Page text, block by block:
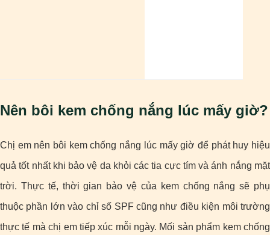
Nên bôi kem chống nắng lúc mấy giờ?
Chị em nên bôi kem chống nắng lúc mấy giờ để phát huy hiệu
quả tốt nhất khi bảo vệ da khỏi các tia cực tím và ánh nắng mặt
trời. Thực tế, thời gian bảo vệ của kem chống nắng sẽ phụ
thuộc phần lớn vào chỉ số SPF cũng như điều kiện môi trường
thực tế mà chị em tiếp xúc mỗi ngày. Mối sản phẩm kem chống